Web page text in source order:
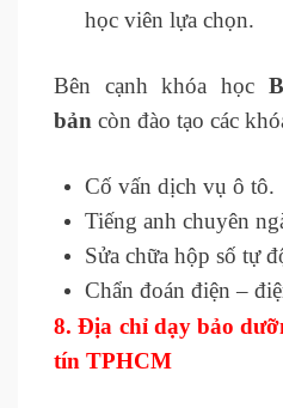
học viên lựa chọn.
Bên cạnh khóa học
bản còn đào tạo các
Cố vấn dịch vụ ô tô.
Tiếng anh chuyên
Sửa chữa hộp số tự
Chẩn đoán điện –
8.Địa chỉ dạy bảo
tín TPHCM